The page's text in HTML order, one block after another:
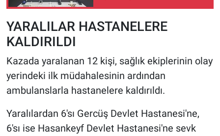
YARALILAR HASTANELERE
KALDIRILDI
Kazada yaralanan 12 kişi, sağlık ekiplerinin olay
yerindeki ilk müdahalesinin ardından
ambulanslarla hastanelere kaldırıldı.
Yaralılardan 6'sı Gercüş Devlet Hastanesi'ne,
6'sı ise Hasankeyf Devlet Hastanesi'ne sevk
Bilim, Teknoloji